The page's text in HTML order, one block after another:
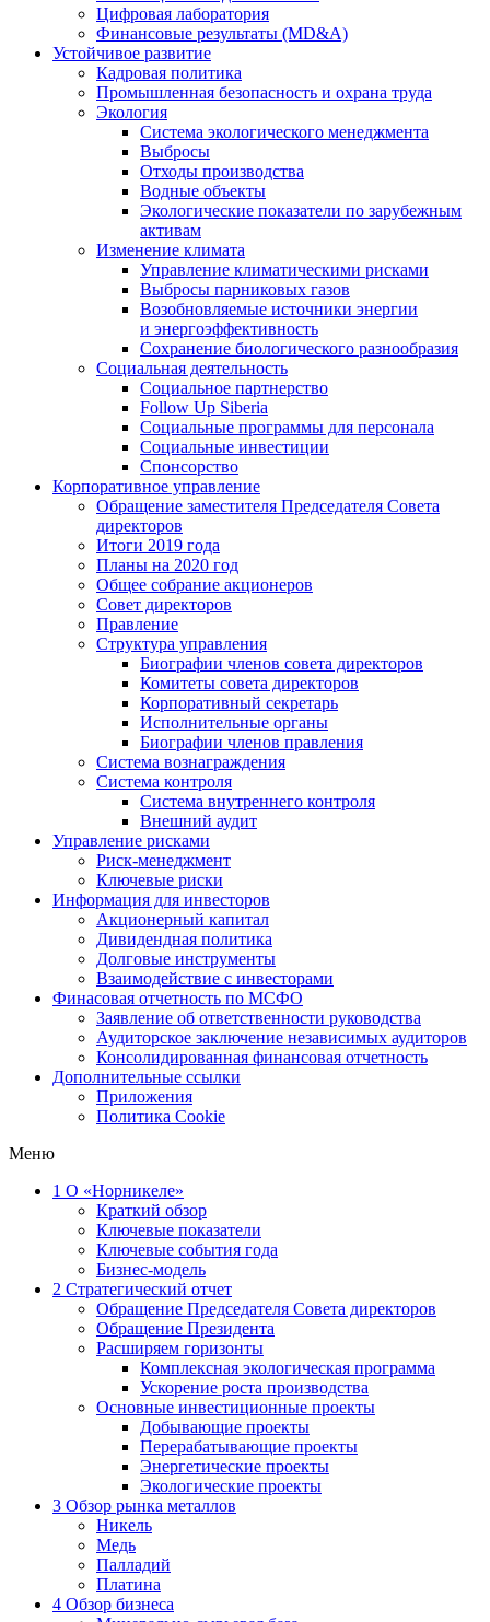
Цифровая лаборатория
Финансовые результаты (MD&A)
Устойчивое развитие
Кадровая политика
Промышленная безопасность и охрана труда
Экология
Система экологического менеджмента
Выбросы
Отходы производства
Водные объекты
Экологические показатели по зарубежным
активам
Изменение климата
Управление климатическими рисками
Выбросы парниковых газов
Возобновляемые источники энергии
и энергоэффективность
Сохранение биологического разнообразия
Социальная деятельность
Социальное партнерство
Follow Up Siberia
Социальные программы для персонала
Социальные инвестиции
Спонсорство
Корпоративное управление
Обращение заместителя Председателя Совета
директоров
Итоги 2019 года
Планы на 2020 год
Общее собрание акционеров
Совет директоров
Правление
Структура управления
Биографии членов совета директоров
Комитеты совета директоров
Корпоративный секретарь
Исполнительные органы
Биографии членов правления
Система вознаграждения
Система контроля
Система внутреннего контроля
Внешний аудит
Управление рисками
Риск-менеджмент
Ключевые риски
Информация для инвесторов
Акционерный капитал
Дивидендная политика
Долговые инструменты
Взаимодействие с инвеcторами
Финасовая отчетность по МСФО
Заявление об ответственности руководства
Аудиторское заключение независимых аудиторов
Консолидированная финансовая отчетность
Дополнительные ссылки
Приложения
Политика Cookie
Меню
1 О «Норникеле»
Краткий обзор
Ключевые показатели
Ключевые события года
Бизнес-модель
2 Стратегический отчет
Обращение Председателя Совета директоров
Обращение Президента
Расширяем горизонты
Комплексная экологическая программа
Ускорение роста производства
Основные инвестиционные проекты
Добывающие проекты
Перерабатывающие проекты
Энергетические проекты
Экологические проекты
3 Обзор рынка металлов
Никель
Медь
Палладий
Платина
4 Обзор бизнеса